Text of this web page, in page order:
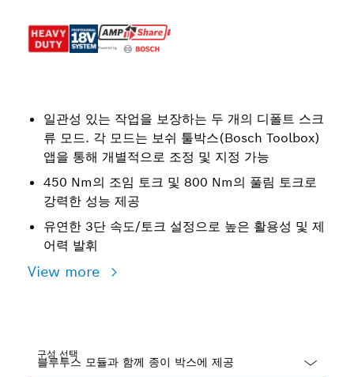
일관성 있는 작업을 보장하는 두 개의 디폴트 스크
류 모드. 각 모드는 보쉬 툴박스(Bosch Toolbox)
앱을 통해 개별적으로 조정 및 지정 가능
450 Nm의 조임 토크 및 800 Nm의 풀림 토크로
강력한 성능 제공
유연한 3단 속도/토크 설정으로 높은 활용성 및 제
어력 발휘
View more
구성 선택